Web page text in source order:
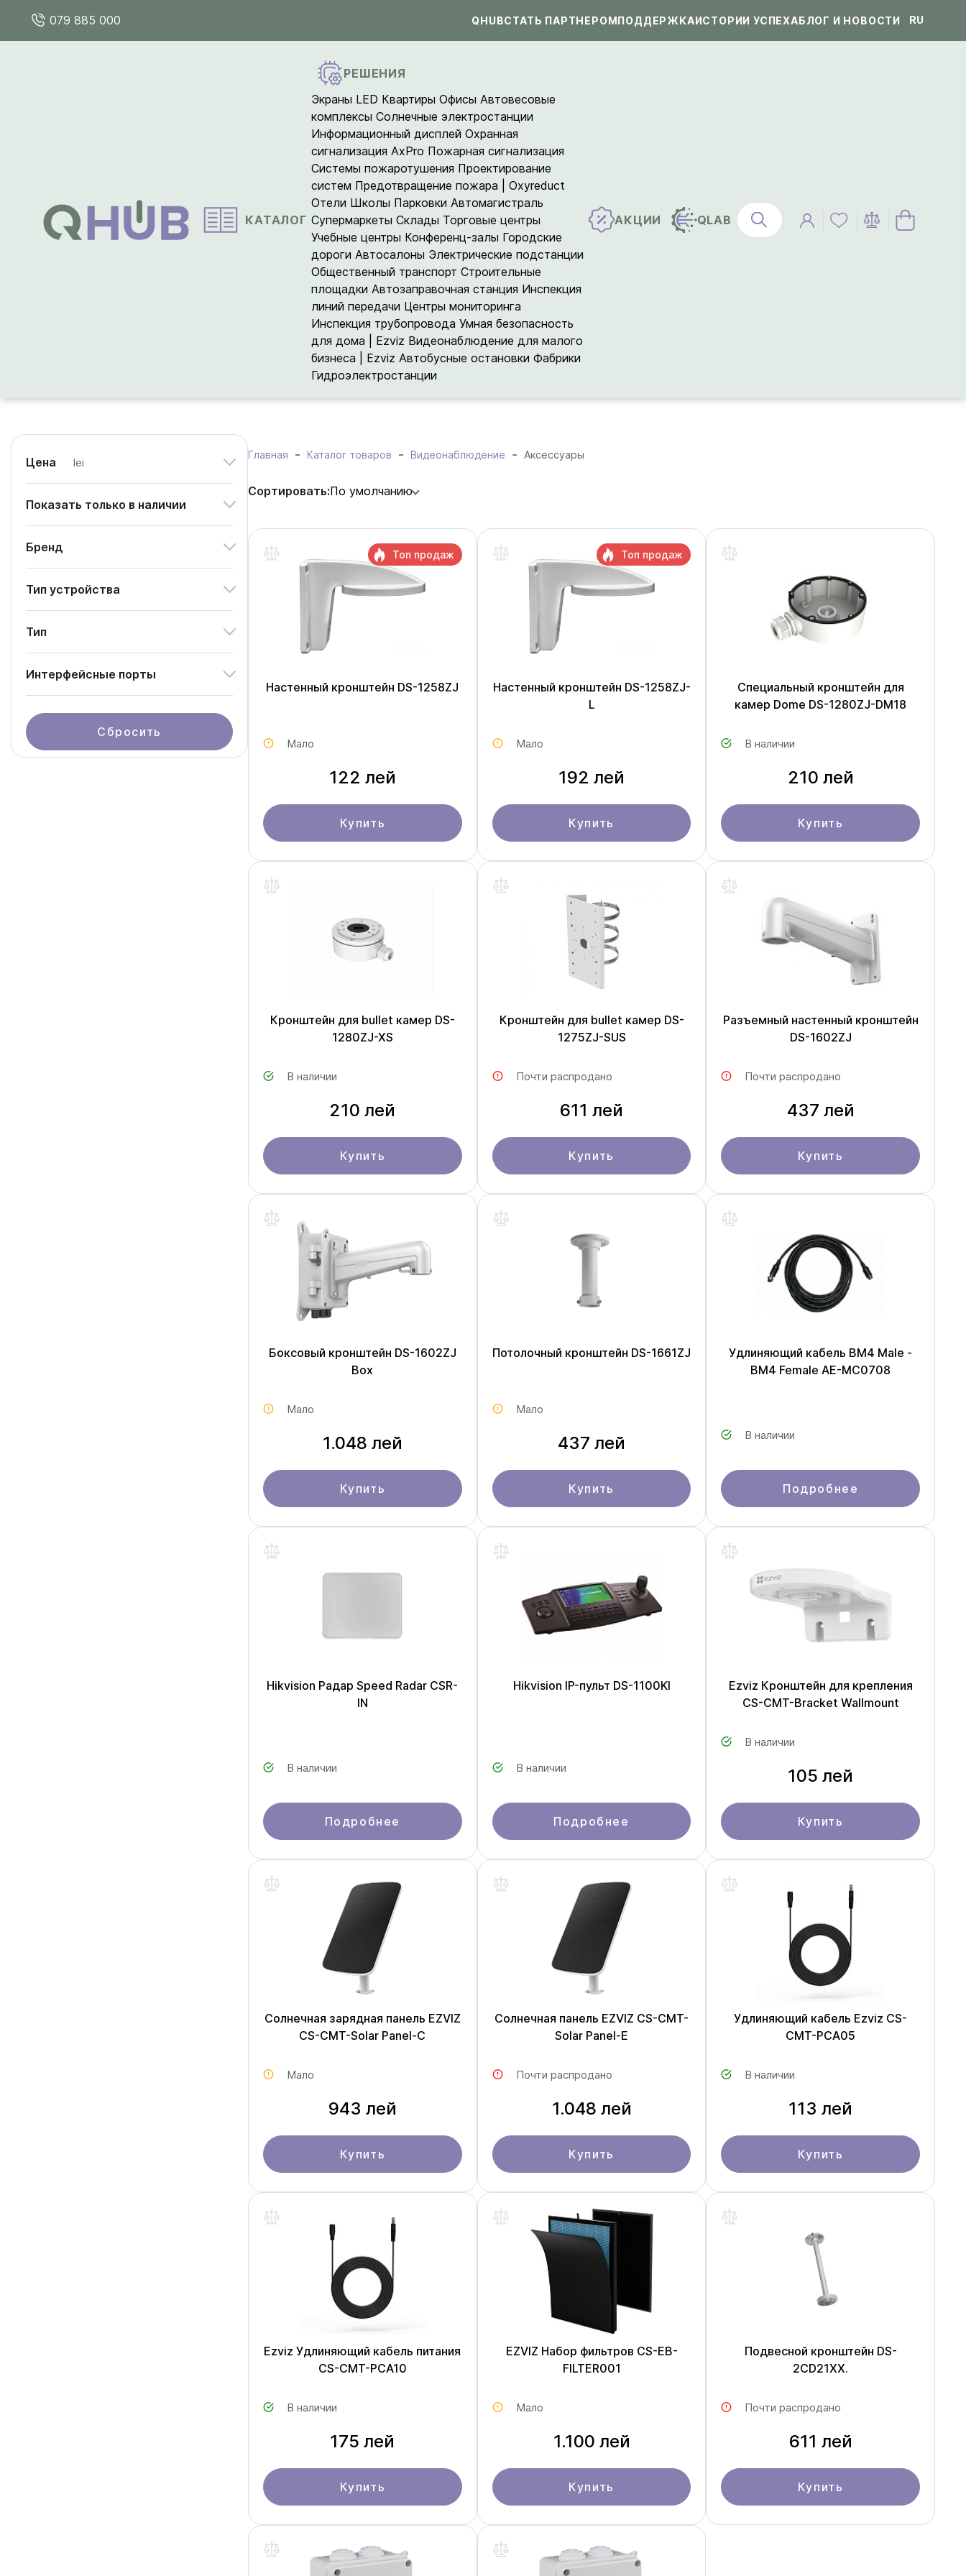
079 885 000 QHUBСТАТЬ ПАРТНЕРОМПОДДЕРЖКАИСТОРИИ УСПЕХАБЛОГ И НОВОСТИ RU
КАТАЛОГ
РЕШЕНИЯ
Экраны LED Квартиры Офисы Автовесовые
комплексыСолнечные электростанции
Информационный дисплей Охранная
сигнализация AxPro Пожарная сигнализация
Системы пожаротушения Проектирование
систем Предотвращение пожара | Oxyreduct
Отели Школы Парковки Автомагистраль
Супермаркеты Склады Торговые центры
Учебные центры Конференц-залы Городские
дороги Автосалоны Электрические подстанции
Общественный транспорт Строительные
площадки Автозаправочная станция Инспекция
линий передачи Центры мониторинга
Инспекция трубопровода Умная безопасность
для дома | Ezviz Видеонаблюдение для малого
бизнеса | Ezviz Автобусные остановки Фабрики
Гидроэлектростанции
АКЦИИ QLAB
Цена lei
Показать только в наличии
Бренд
Тип устройства
Тип
Интерфейсные порты
Сбросить
Главная Каталог товаров Видеонаблюдение Аксессуары
Сортировать:По умолчанию
Настенный кронштейн DS-1258ZJ
Мало
122 лей
Купить
Топ продаж
Настенный кронштейн DS-1258ZJ-
L
Мало
192 лей
Купить
Топ продаж
Специальный кронштейн для
камер Dome DS-1280ZJ-DM18
В наличии
210 лей
Купить
Кронштейн для bullet камер DS-
1280ZJ-XS
В наличии
210 лей
Купить
Кронштейн для bullet камер DS-
1275ZJ-SUS
Почти распродано
611 лей
Купить
Разъемный настенный кронштейн
DS-1602ZJ
Почти распродано
437 лей
Купить
Боксовый кронштейн DS-1602ZJ
Box
Мало
1.048 лей
Купить
Потолочный кронштейн DS-1661ZJ
Мало
437 лей
Купить
Удлиняющий кабель BM4 Male -
BM4 Female AE-MC0708
В наличии
Подробнее
Hikvision Радар Speed Radar CSR-
IN
В наличии
Подробнее
Hikvision IP-пульт DS-1100KI
В наличии
Подробнее
Ezviz Кронштейн для крепления
CS-CMT-Bracket Wallmount
В наличии
105 лей
Купить
Солнечная зарядная панель EZVIZ
CS-CMT-Solar Panel-C
Мало
943 лей
Купить
Солнечная панель EZVIZ CS-CMT-
Solar Panel-E
Почти распродано
1.048 лей
Купить
Удлиняющий кабель Ezviz CS-
CMT-PCA05
В наличии
113 лей
Купить
Ezviz Удлиняющий кабель питания
CS-CMT-PCA10
В наличии
175 лей
Купить
EZVIZ Набор фильтров CS-EB-
FILTER001
Мало
1.100 лей
Купить
Подвесной кронштейн DS-
2CD21ХХ.
Почти распродано
611 лей
Купить